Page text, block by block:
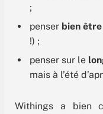
;
penser bien être
!) ;
penser sur le
mais à l’été
Withings a bien